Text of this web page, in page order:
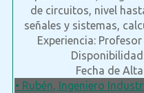
de circuitos, nivel
señales y sistemas,
Experiencia:
Fecha de
• Rubén, Ingeniero